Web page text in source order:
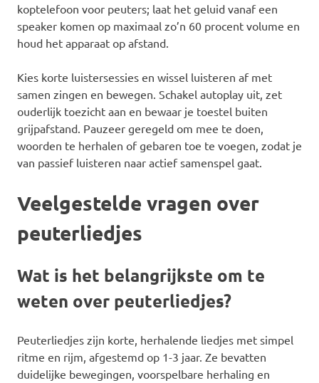
koptelefoon voor peuters; laat het geluid vanaf een
speaker komen op maximaal zo’n 60 procent volume en
houd het apparaat op afstand.
Kies korte luistersessies en wissel luisteren af met
samen zingen en bewegen. Schakel autoplay uit, zet
ouderlijk toezicht aan en bewaar je toestel buiten
grijpafstand. Pauzeer geregeld om mee te doen,
woorden te herhalen of gebaren toe te voegen, zodat je
van passief luisteren naar actief samenspel gaat.
Veelgestelde vragen over
peuterliedjes
Wat is het belangrijkste om te
weten over peuterliedjes?
Peuterliedjes zijn korte, herhalende liedjes met simpel
ritme en rijm, afgestemd op 1-3 jaar. Ze bevatten
duidelijke bewegingen, voorspelbare herhaling en